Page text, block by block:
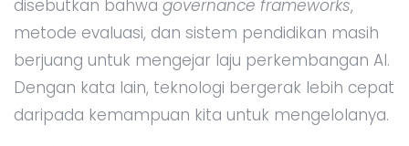
disebutkan bahwa governance frameworks,
metode evaluasi, dan sistem pendidikan masih
berjuang untuk mengejar laju perkembangan AI.
Dengan kata lain, teknologi bergerak lebih cepat
daripada kemampuan kita untuk mengelolanya.